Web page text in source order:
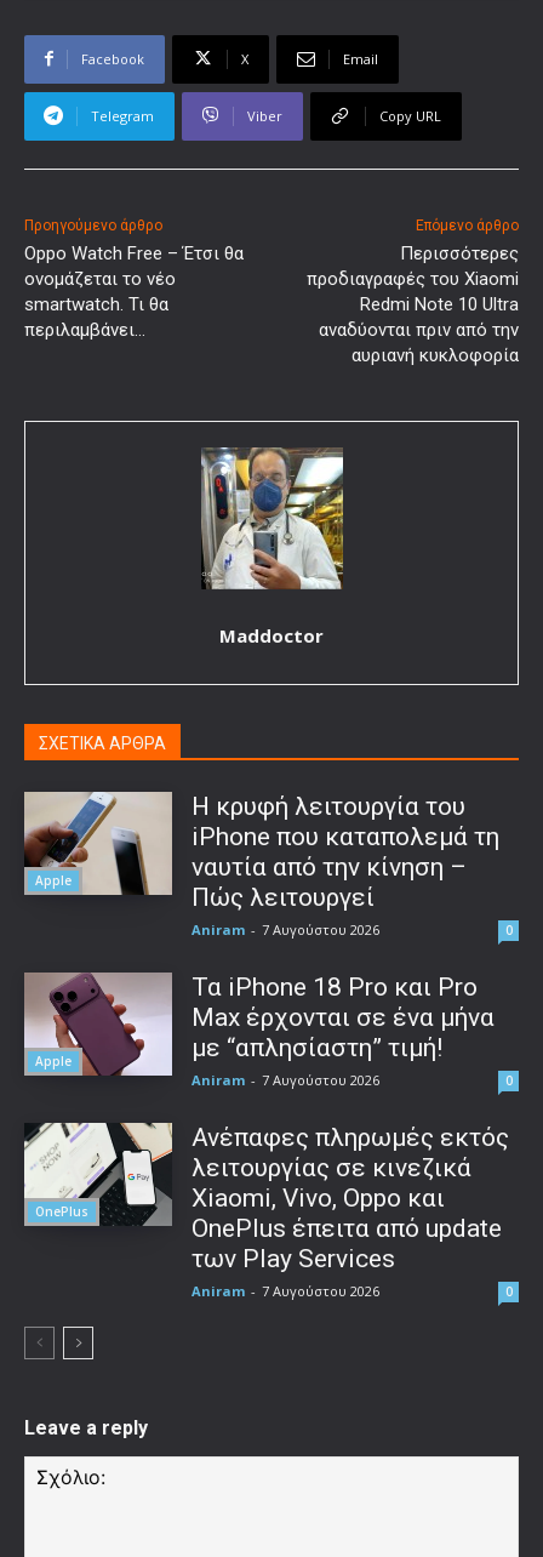
Facebook X Email
Telegram Viber Copy URL
Προηγούμενο άρθρο
Oppo Watch Free – Έτσι θα
ονομάζεται το νέο
smartwatch. Τι θα
περιλαμβάνει…
Επόμενο άρθρο
Περισσότερες
προδιαγραφές του Xiaomi
Redmi Note 10 Ultra
αναδύονται πριν από την
αυριανή κυκλοφορία
Maddoctor
ΣΧΕΤΙΚΑ ΑΡΘΡΑ
Apple
Η κρυφή λειτουργία του
iPhone που καταπολεμά τη
ναυτία από την κίνηση –
Πώς λειτουργεί
Aniram - 7 Αυγούστου 2026 0
Apple
Τα iPhone 18 Pro και Pro
Max έρχονται σε ένα μήνα
με “απλησίαστη” τιμή!
Aniram - 7 Αυγούστου 2026 0
OnePlus
Ανέπαφες πληρωμές εκτός
λειτουργίας σε κινεζικά
Xiaomi, Vivo, Oppo και
OnePlus έπειτα από update
των Play Services
Aniram - 7 Αυγούστου 2026 0
Leave a reply